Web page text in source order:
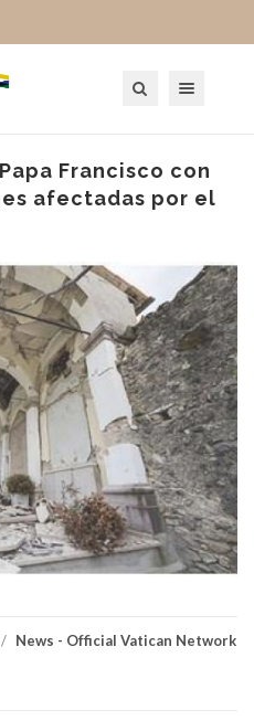
Francisco con
afectadas por el
/ News - Official Vatican Network